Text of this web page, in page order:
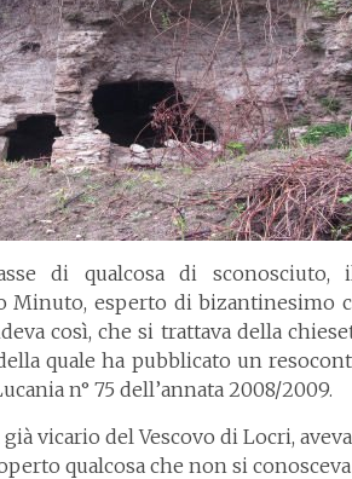
di qualcosa di sconosciuto,
esperto di bizantinesimo
così, che si trattava della
quale ha pubblicato un
n° 75 dell’annata 2008/2009.
già vicario del Vescovo di Locri,
qualcosa che non si